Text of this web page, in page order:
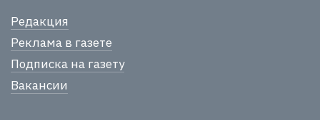
Редакция
Реклама в газете
Подписка на газету
Вакансии